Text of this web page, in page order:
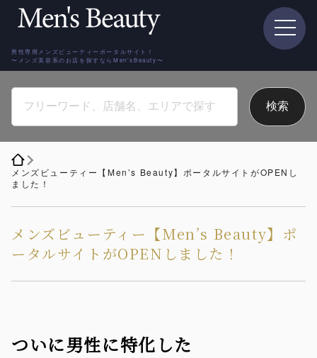
男性専用メンズビューティーポータルサイト！
〜メンズ美容系のお店を探すならMen'sBeauty〜
メンズビューティー【Men’s Beauty】ポータルサイトがOPENし
ました！
メンズビューティー【Men’s Beauty】ポ
ータルサイトがOPENしました！
ついに男性に特化した